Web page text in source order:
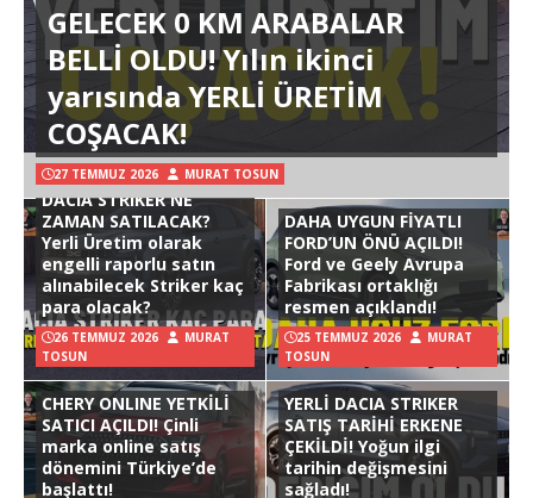
GELECEK 0 KM ARABALAR
BELLİ OLDU! Yılın ikinci
yarısında YERLİ ÜRETİM
COŞACAK!
27 TEMMUZ 2026 MURAT TOSUN
DACIA STRIKER NE
ZAMAN SATILACAK?
Yerli Üretim olarak
engelli raporlu satın
alınabilecek Striker kaç
para olacak?
26 TEMMUZ 2026
MURAT
TOSUN
DAHA UYGUN FİYATLI
FORD’UN ÖNÜ AÇILDI!
Ford ve Geely Avrupa
Fabrikası ortaklığı
resmen açıklandı!
25 TEMMUZ 2026
MURAT
TOSUN
CHERY ONLINE YETKİLİ
SATICI AÇILDI! Çinli
marka online satış
dönemini Türkiye’de
başlattı!
YERLİ DACIA STRIKER
SATIŞ TARİHİ ERKENE
ÇEKİLDİ! Yoğun ilgi
tarihin değişmesini
sağladı!